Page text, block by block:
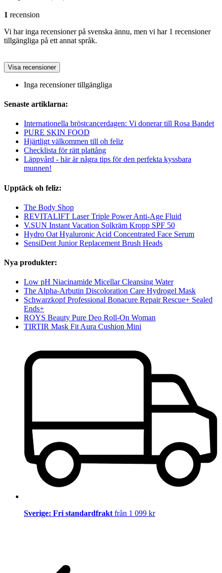
1 recension
Vi har inga recensioner på svenska ännu, men vi har 1 recensioner
tillgängliga på ett annat språk.
Visa recensioner
Inga recensioner tillgängliga
Senaste artiklarna:
Internationella bröstcancerdagen: Vi donerar till Rosa Bandet
PURE SKIN FOOD
Hjärtligt välkommen till oh feliz
Checklista för rätt plattång
Läppvård - här är några tips för den perfekta kyssbara
munnen!
Upptäck oh feliz:
The Body Shop
REVITALIFT Laser Triple Power Anti-Age Fluid
V.SUN Instant Vacation Solkräm Kropp SPF 50
Hydro Oat Hyaluronic Acid Concentrated Face Serum
SensiDent Junior Replacement Brush Heads
Nya produkter:
Low pH Niacinamide Micellar Cleansing Water
The Alpha-Arbutin Discoloration Care Hydrogel Mask
Schwarzkopf Professional Bonacure Repair Rescue+ Sealed
Ends+
ROYS Beauty Pure Deo Roll-On Woman
TIRTIR Mask Fit Aura Cushion Mini
Sverige: Fri standardfrakt från 1 099 kr